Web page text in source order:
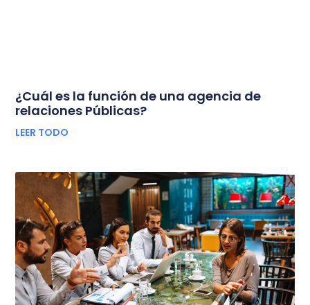
¿Cuál es la función de una agencia de
relaciones Públicas?
LEER TODO